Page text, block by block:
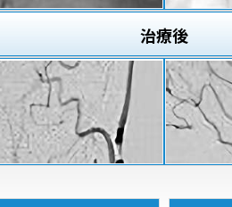
治療後